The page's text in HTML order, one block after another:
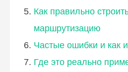
Как правильно
маршрутизацию
Частые ошибки и как
Где это реально